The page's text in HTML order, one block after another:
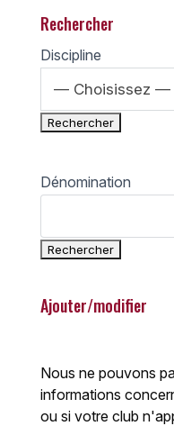
Rechercher
Discipline
— Choisissez —
Dénomination
Ajouter/modifier
Nous ne pouvons
informations
ou si votre club